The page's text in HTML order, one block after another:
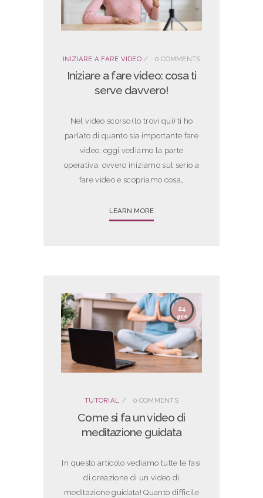
INIZIARE A FARE VIDEO 0 COMMENTS
Iniziare a fare video: cosa ti
serve davvero!
Nel video scorso (lo trovi qui) ti ho
parlato di quanto sia importante fare
video, oggi vediamo la parte
operativa, ovvero iniziamo sul serio a
fare video e scopriamo cosa…
LEARN MORE
24
gen
TUTORIAL 0 COMMENTS
Come si fa un video di
meditazione guidata
In questo articolo vediamo tutte le fasi
di creazione di un video di
meditazione guidata! Quanto difficile